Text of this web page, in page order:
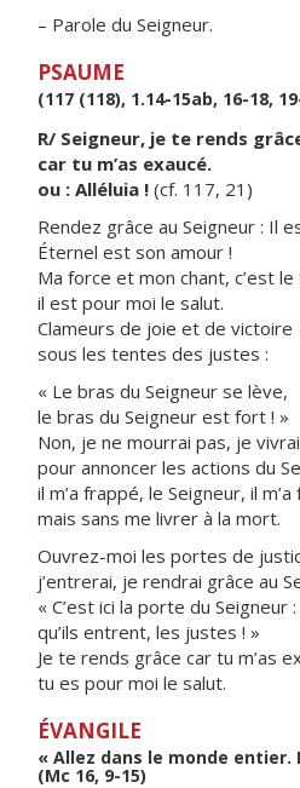
– Parole du Seigneur.
PSAUME
(117 (118), 1.14-15ab, 16-18,
R/ Seigneur, je te rends
car tu m’as exaucé.
ou : Alléluia ! (cf. 117, 21)
Rendez grâce au Seigneur : Il
Éternel est son amour !
Ma force et mon chant, c’est le
il est pour moi le salut.
Clameurs de joie et de victoire
sous les tentes des justes :
« Le bras du Seigneur se lève,
le bras du Seigneur est fort ! »
Non, je ne mourrai pas, je vivrai
pour annoncer les actions du
il m’a frappé, le Seigneur, il
mais sans me livrer à la mort.
Ouvrez-moi les portes de
j’entrerai, je rendrai grâce au
« C’est ici la porte du Seigneur :
qu’ils entrent, les justes ! »
Je te rends grâce car tu m’as
tu es pour moi le salut.
ÉVANGILE
« Allez dans le monde entier.
(Mc 16, 9-15)